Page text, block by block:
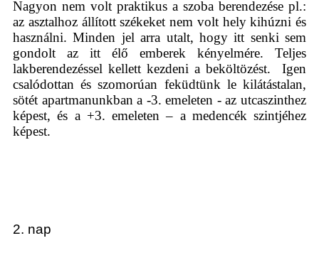
Nagyon nem volt praktikus a szoba berendezése pl.:
az asztalhoz állított székeket nem volt hely kihúzni és
használni. Minden jel arra utalt, hogy itt senki sem
gondolt az itt élő emberek kényelmére. Teljes
lakberendezéssel kellett kezdeni a beköltözést.
Igen
csalódottan és szomorúan feküdtünk le kilátástalan,
sötét apartmanunkban a -3. emeleten - az utcaszinthez
képest, és a +3. emeleten – a medencék szintjéhez
képest.
2. nap